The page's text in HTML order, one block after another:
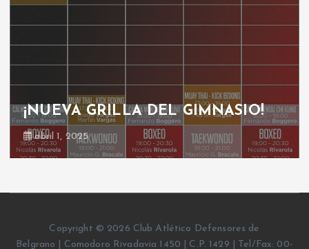
¡NUEVA GRILLA DEL GIMNASIO!
abril 1, 2025
Copyright © 2026 Club Atlético Defensores de
Belgrano | Comodoro Rivadavia 1450 | C.P. 1429 | Tel/Fax: 00-